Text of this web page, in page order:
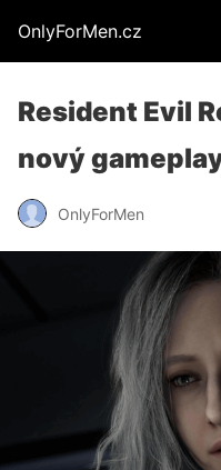
OnlyForMen.cz
Resident Evil
nový
OnlyForMen